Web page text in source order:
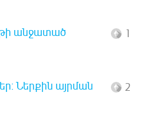
անջատած
1
Ներքին այրման
2